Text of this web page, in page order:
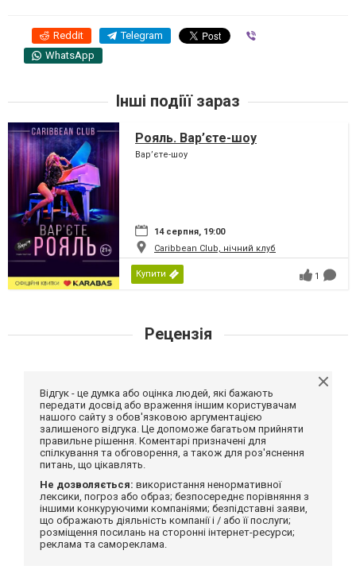
Reddit Telegram
WhatsApp
Інші подіїї зараз
Рояль. Вар’єте-шоу
Вар’єте-шоу
14 серпня, 19:00
Caribbean Club, нічний клуб
Купити 1
Рецензія
Відгук - це думка або оцінка людей, які бажають
передати досвід або враження іншим користувачам
нашого сайту з обов'язковою аргументацією
залишеного відгука. Це допоможе багатьом прийняти
правильне рішення. Коментарі призначені для
спілкування та обговорення, а також для роз'яснення
питань, що цікавлять.
Не дозволяється: використання ненормативної
лексики, погроз або образ; безпосереднє порівняння з
іншими конкуруючими компаніями; безпідставні заяви,
що ображають діяльність компанії і / або її послуги;
розміщення посилань на сторонні інтернет-ресурси;
реклама та самореклама.